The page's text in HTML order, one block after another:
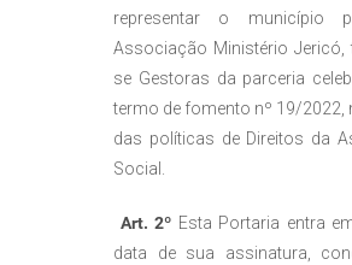
representar o município
Associação Ministério Jericó,
se Gestoras da parceria
termo de fomento nº 19/2022,
das políticas de Direitos da
Social.
Art. 2º Esta Portaria entra
data de sua assinatura,